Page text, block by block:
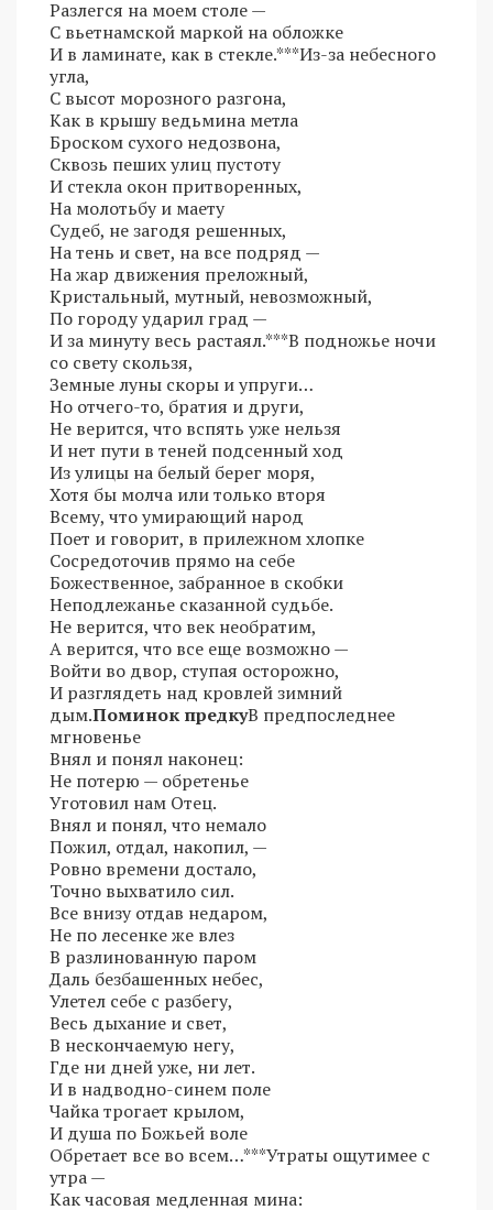
Разлегся на моем столе —
С вьетнамской маркой на обложке
И в ламинате, как в стекле.***Из-за небесного
угла,
С высот морозного разгона,
Как в крышу ведьмина метла
Броском сухого недозвона,
Сквозь пеших улиц пустоту
И стекла окон притворенных,
На молотьбу и маету
Судеб, не загодя решенных,
На тень и свет, на все подряд —
На жар движения преложный,
Кристальный, мутный, невозможный,
По городу ударил град —
И за минуту весь растаял.***В подножье ночи
со свету скользя,
Земные луны скоры и упруги…
Но отчего-то, братия и други,
Не верится, что вспять уже нельзя
И нет пути в теней подсенный ход
Из улицы на белый берег моря,
Хотя бы молча или только вторя
Всему, что умирающий народ
Поет и говорит, в прилежном хлопке
Сосредоточив прямо на себе
Божественное, забранное в скобки
Неподлежанье сказанной судьбе.
Не верится, что век необратим,
А верится, что все еще возможно —
Войти во двор, ступая осторожно,
И разглядеть над кровлей зимний
дым.Поминок предкуВ предпоследнее
мгновенье
Внял и понял наконец:
Не потерю — обретенье
Уготовил нам Отец.
Внял и понял, что немало
Пожил, отдал, накопил, —
Ровно времени достало,
Точно выхватило сил.
Все внизу отдав недаром,
Не по лесенке же влез
В разлинованную паром
Даль безбашенных небес,
Улетел себе с разбегу,
Весь дыхание и свет,
В нескончаемую негу,
Где ни дней уже, ни лет.
И в надводно-синем поле
Чайка трогает крылом,
И душа по Божьей воле
Обретает все во всем…***Утраты ощутимее с
утра —
Как часовая медленная мина: